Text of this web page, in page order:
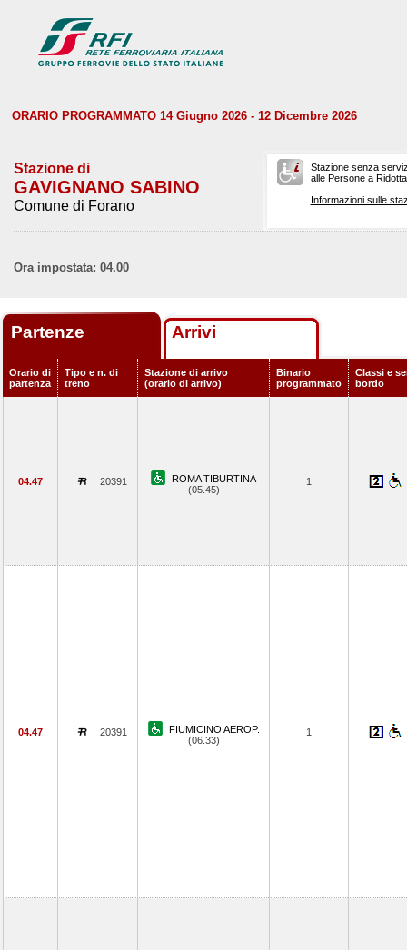
ORARIO PROGRAMMATO 14 Giugno 2026 - 12 Dicembre 2026
Stazione di
GAVIGNANO SABINO
Comune di Forano
Stazione senza
alle Persone a
Informazioni sulle
Ora impostata: 04.00
Partenze Arrivi
Orario di
partenza
Tipo e n. di
treno
Stazione di arrivo
(orario di arrivo)
Binario
programmato
Classi e
bordo
04.47 20391
ROMA TIBURTINA
(05.45)
1
04.47 20391
FIUMICINO AEROP.
(06.33)
1